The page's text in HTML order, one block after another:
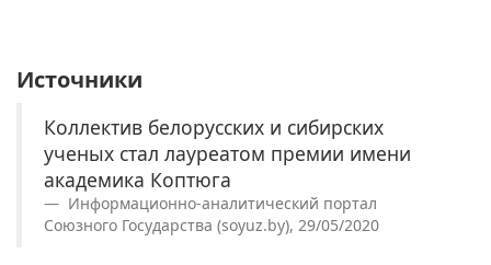
Источники
Коллектив белорусских и сибирских
ученых стал лауреатом премии имени
академика Коптюга
Информационно-аналитический портал
Союзного Государства (soyuz.by), 29/05/2020